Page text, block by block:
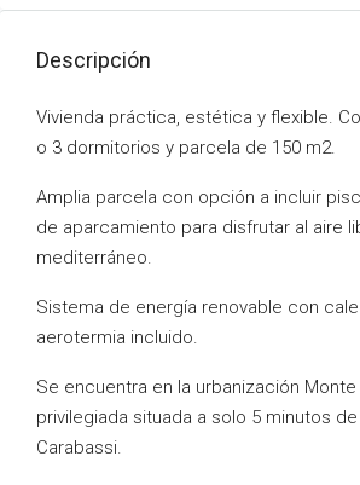
Descripción
Vivienda práctica, estética y flexible.
o 3 dormitorios y parcela de 150 m2.
Amplia parcela con opción a incluir
de aparcamiento para disfrutar al aire
mediterráneo.
Sistema de energía renovable con
aerotermia incluido.
Se encuentra en la urbanización Monte
privilegiada situada a solo 5 minutos de
Carabassi.